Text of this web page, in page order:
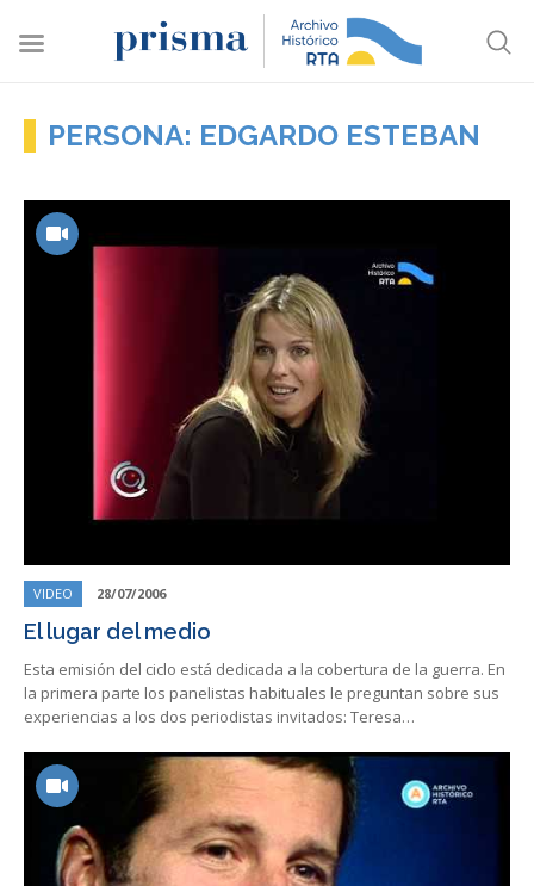
PERSONA: EDGARDO ESTEBAN
VIDEO 28/07/2006
El lugar del medio
Esta emisión del ciclo está dedicada a la cobertura de la guerra. En
la primera parte los panelistas habituales le preguntan sobre sus
experiencias a los dos periodistas invitados: Teresa…